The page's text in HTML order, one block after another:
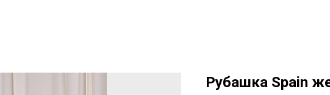
Рубашка Spain